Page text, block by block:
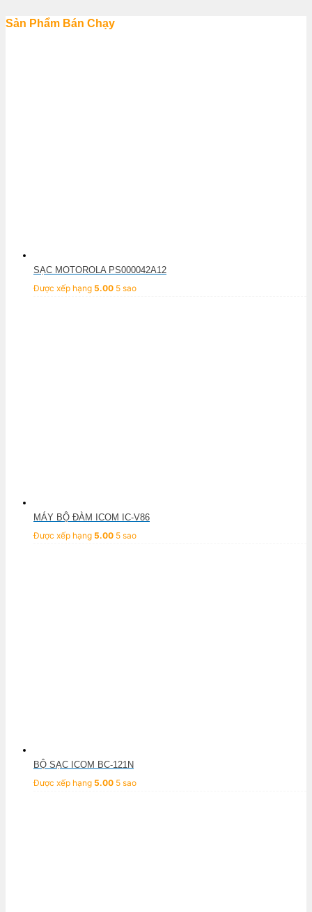
Sản Phẩm Bán Chạy
SẠC MOTOROLA PS000042A12
Được xếp hạng 5.00 5 sao
MÁY BỘ ĐÀM ICOM IC-V86
Được xếp hạng 5.00 5 sao
BỘ SẠC ICOM BC-121N
Được xếp hạng 5.00 5 sao